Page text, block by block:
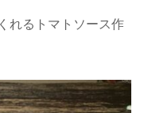
れるトマトソース作